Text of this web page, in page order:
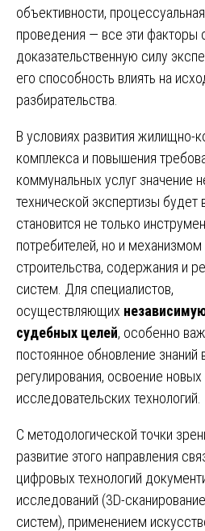
объективности,
проведения — все эти факторы
доказательственную силу
его способность влиять на
разбирательства.
В условиях развития жилищно-
комплекса и повышения
коммунальных услуг значение
технической экспертизы будет
становится не только
потребителей, но и
строительства, содержания и
систем. Для специалистов,
осуществляющих
судебных целей, особенно
постоянное обновление знаний
регулирования, освоение
исследовательских технологий.
С методологической точки
развитие этого направления
цифровых технологий
исследований (3D-
систем), применением